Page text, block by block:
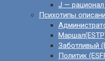
J —
Психотипы
Заботливый
Политик